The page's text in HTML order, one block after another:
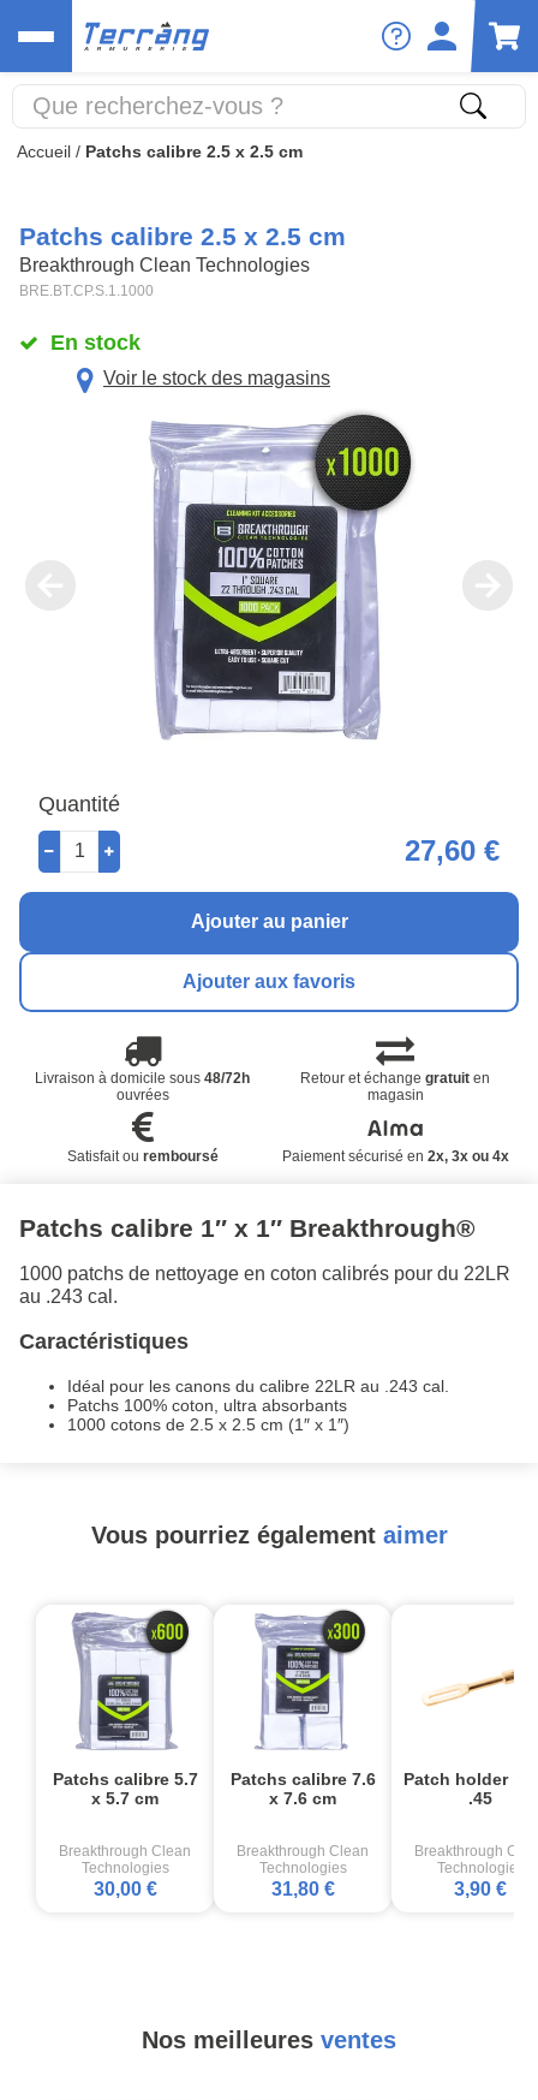
Accueil / Patchs calibre 2.5 x 2.5 cm
Patchs calibre 2.5 x 2.5 cm
Breakthrough Clean Technologies
BRE.BT.CP.S.1.1000
En stock
Voir le stock des magasins
Quantité
27,60 €
Ajouter au panier
Ajouter aux favoris
Livraison à domicile sous48/72h
ouvrées
Retour et échangegratuit en
magasin
Satisfait ou remboursé Paiement sécurisé en 2x, 3x ou 4x
Patchs calibre 1″ x 1″ Breakthrough®
1000 patchs de nettoyage en coton calibrés pour du 22LR
au .243 cal.
Caractéristiques
Idéal pour les canons du calibre 22LR au .243 cal.
Patchs 100% coton, ultra absorbants
1000 cotons de 2.5 x 2.5 cm (1″ x 1″)
Vous pourriez également aimer
Patchs calibre 5.7
x 5.7 cm
Breakthrough Clean
Technologies
30,00 €
Patchs calibre 7.6
x 7.6 cm
Breakthrough Clean
Technologies
31,80 €
Patch holder
.45
Breakthrough
Technologies
3,90 €
Nos meilleures ventes